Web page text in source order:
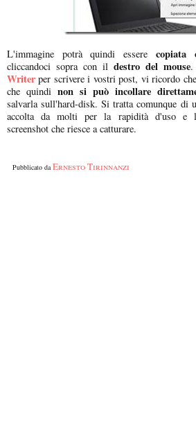
L'immagine potrà quindi essere copiata
cliccandoci sopra con il destro del mouse.
Writerper scrivere i vostri post, vi ricordo
che quindi non si può incollare
salvarla sull'hard-disk. Si tratta comunque di
accolta da molti per la rapidità d'uso e
screenshot che riesce a catturare.
Pubblicato daErnesto Tirinnanzi